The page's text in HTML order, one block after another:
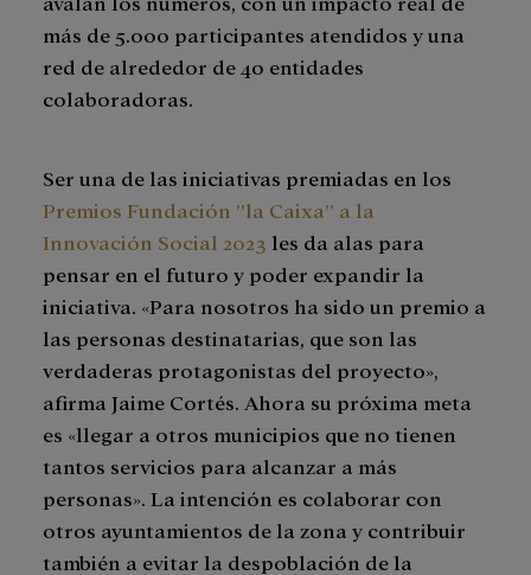
más de 5.000 participantes atendidos y una
red de alrededor de 40 entidades
colaboradoras.
Ser una de las iniciativas premiadas en los
Premios Fundación ”la Caixa” a la
Innovación Social 2023 les da alas para
pensar en el futuro y poder expandir la
iniciativa. «Para nosotros ha sido un premio a
las personas destinatarias, que son las
verdaderas protagonistas del proyecto»,
afirma Jaime Cortés. Ahora su próxima meta
es «llegar a otros municipios que no tienen
tantos servicios para alcanzar a más
personas». La intención es colaborar con
otros ayuntamientos de la zona y contribuir
también a evitar la despoblación de la